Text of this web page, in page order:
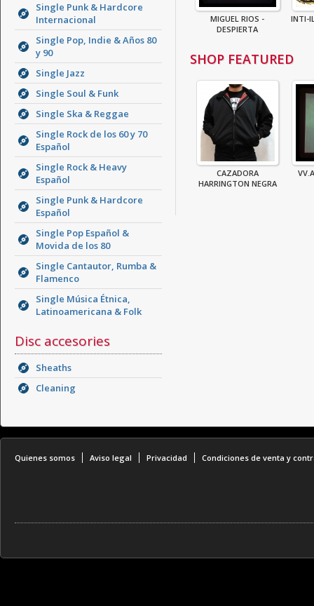
Single Punk & Hardcore
Internacional
Single Pop, Indie & Años 80
y 90
Single Jazz
Single Soul & Funk
Single Ska & Reggae
Single Rock de los 60 y 70
Español
Single Rock & Heavy
Español
Single Punk & Hardcore
Español
Single Pop Español &
Movida de los 80
Single Cantautor, Rumba &
Flamenco
Single Música Étnica,
Latinoamericana & Folk
Disc accesories
Sheaths
Cleaning
MIGUEL RIOS -
DESPIERTA
INTI-
SHOP FEATURED
CAZADORA
HARRINGTON NEGRA
Quienes somos Aviso legal Privacidad Condiciones de venta y